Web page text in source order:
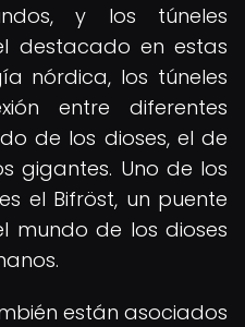
y los túneles
destacado en estas
nórdica, los túneles
entre diferentes
de los dioses, el de
gigantes. Uno de los
el Bifröst, un puente
mundo de los dioses
están asociados